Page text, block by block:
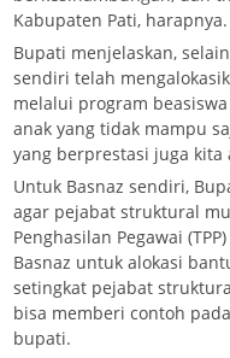
Kabupaten Pati, harapnya.
Bupati menjelaskan,
sendiri telah
melalui program
anak yang tidak mampu
yang berprestasi juga
Untuk Basnaz sendiri,
agar pejabat struktural
Penghasilan Pegawai
Basnaz untuk alokasi
setingkat pejabat
bisa memberi contoh
bupati.